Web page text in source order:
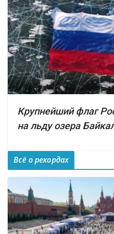
Крупнейший флаг
на льду озера
Всё о рекордах